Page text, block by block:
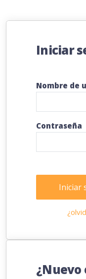
Iniciar
Nombre de
Contraseña
Iniciar
¿Nuevo